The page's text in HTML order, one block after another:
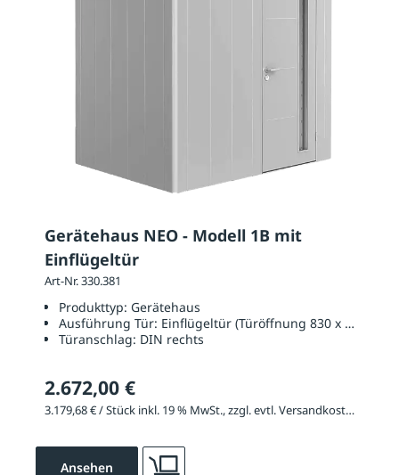
Gerätehaus NEO - Modell 1B mit
Einflügeltür
Art-Nr. 330.381
Produkttyp: Gerätehaus
Ausführung Tür: Einflügeltür (Türöffnung 830 x 2000
Türanschlag: DIN rechts
2.672,00 €
3.179,68 € / Stück inkl. 19 % MwSt., zzgl. evtl. Versandkosten
Ansehen